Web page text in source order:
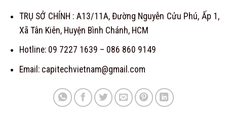
TRỤ SỞ CHÍNH : A13/11A, Đường Nguyễn Cửu Phú, Ấp 1,
Xã Tân Kiên, Huyện Bình Chánh, HCM
Hotline: 09 7227 1639 – 086 860 9149
Email: capitechvietnam@gmail.com